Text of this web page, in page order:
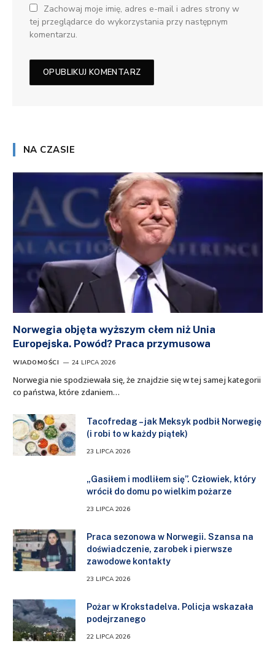
Zachowaj moje imię, adres e-mail i adres strony w
tej przeglądarce do wykorzystania przy następnym
komentarzu.
NA CZASIE
Norwegia objęta wyższym cłem niż Unia
Europejska. Powód? Praca przymusowa
WIADOMOŚCI 24 LIPCA 2026
Norwegia nie spodziewała się, że znajdzie się w tej samej kategorii
co państwa, które zdaniem…
Tacofredag – jak Meksyk podbił Norwegię
(i robi to w każdy piątek)
23 LIPCA 2026
„Gasiłem i modliłem się”. Człowiek, który
wrócił do domu po wielkim pożarze
23 LIPCA 2026
Praca sezonowa w Norwegii. Szansa na
doświadczenie, zarobek i pierwsze
zawodowe kontakty
23 LIPCA 2026
Pożar w Krokstadelva. Policja wskazała
podejrzanego
22 LIPCA 2026